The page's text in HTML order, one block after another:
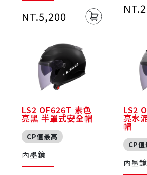
NT.5,200
LS2 OF626T 素色
亮黑 半罩式安全帽
CP值最高
內墨鏡
LS2
亮水
帽
CP值
內墨鏡